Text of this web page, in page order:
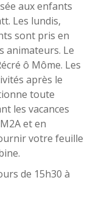
aux enfants
Les lundis,
sont pris en
animateurs. Le
ô Môme. Les
après le
toute
les vacances
et en
votre feuille
de 15h30 à